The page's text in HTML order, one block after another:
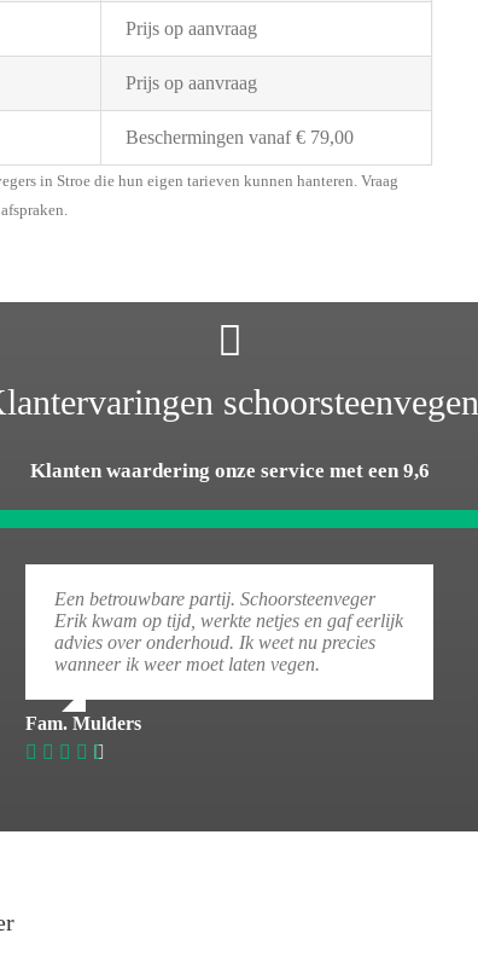
Prijs op aanvraag
Prijs op aanvraag
Beschermingen vanaf € 79,00
in Stroe die hun eigen tarieven kunnen hanteren. Vraag
schoorsteenvegen
Klanten waardering onze service met een 9,6
Een betrouwbare partij. Schoorsteenveger
Erik kwam op tijd, werkte netjes en gaf eerlijk
advies over onderhoud. Ik weet nu precies
wanneer ik weer moet laten vegen.
Fam. Mulders